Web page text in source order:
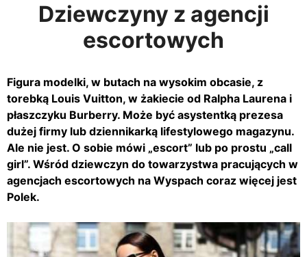
Dziewczyny z agencji
escortowych
Figura modelki, w butach na wysokim obcasie, z
torebką Louis Vuitton, w żakiecie od Ralpha Laurena i
płaszczyku Burberry. Może być asystentką prezesa
dużej firmy lub dziennikarką lifestylowego magazynu.
Ale nie jest. O sobie mówi „escort” lub po prostu „call
girl”. Wśród dziewczyn do towarzystwa pracujących w
agencjach escortowych na Wyspach coraz więcej jest
Polek.